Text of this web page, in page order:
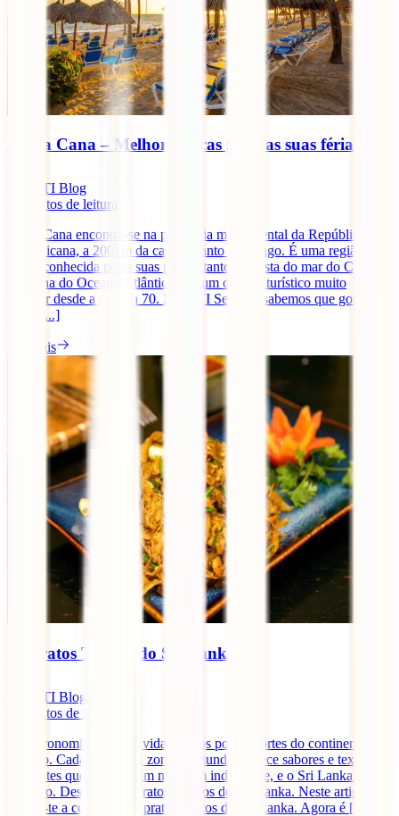
Punta Cana – Melhores dicas para as suas férias
IATI Blog
minutos de leitura
Punta Cana encontra-se na província mais oriental da República
Dominicana, a 200km da capital Santo Domingo. É uma região
muito conhecida pelas suas praias, tanto na costa do mar do Caribe
como na do Oceano Atlântico, e é um destino turístico muito
popular desde a década 70. Na IATI Seguros sabemos que gostas de
umas [...]
Ler mais
10 Pratos Típicos do Sri Lanka
IATI Blog
minutos de leitura
A gastronomia é sem dúvida um dos pontos fortes do continente
asiático. Cada país desta zona do mundo oferece sabores e texturas
diferentes que não deixam ninguém indiferente, e o Sri Lanka não é
exceção. Descobre 10 Pratos Típicos do Sri Lanka. Neste artigo
damos-te a conhecer 10 pratos típicos do Sri Lanka. Agora é [...]